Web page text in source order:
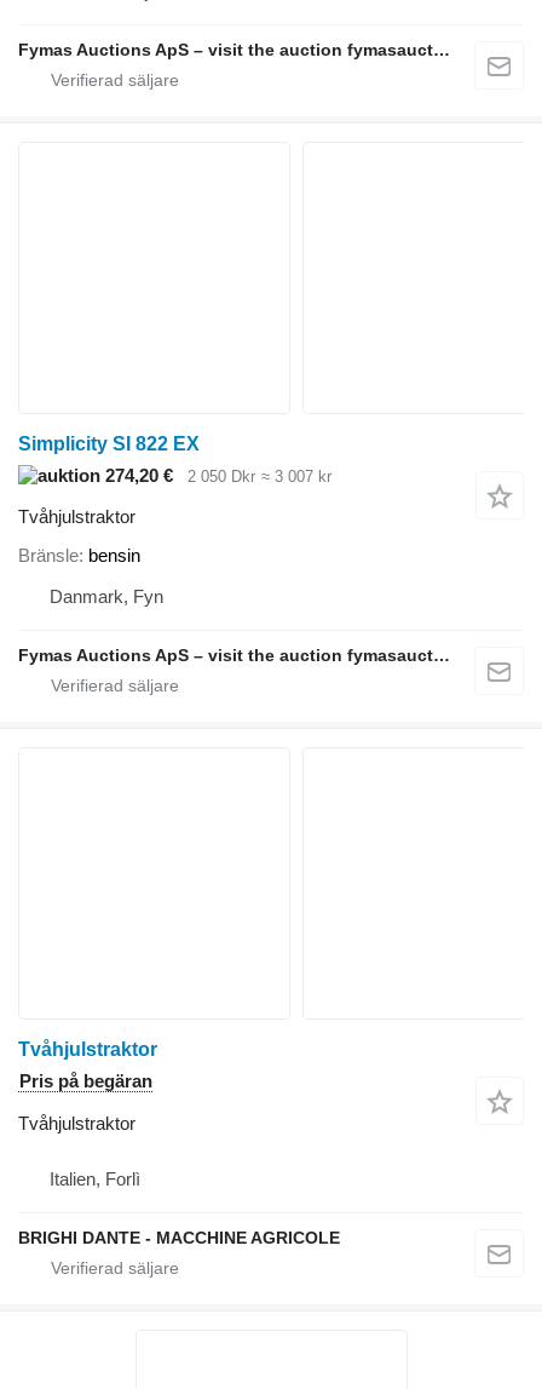
Fymas Auctions ApS – visit the auction fymasauctions.dk
Simplicity SI 822 EX
274,20 €
2 050 Dkr ≈ 3 007 kr
Tvåhjulstraktor
Bränsle bensin
Danmark, Fyn
Fymas Auctions ApS – visit the auction fymasauctions.dk
Tvåhjulstraktor
Pris på begäran
Tvåhjulstraktor
Italien, Forlì
BRIGHI DANTE - MACCHINE AGRICOLE